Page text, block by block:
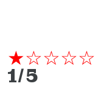
★☆☆☆☆
1/5